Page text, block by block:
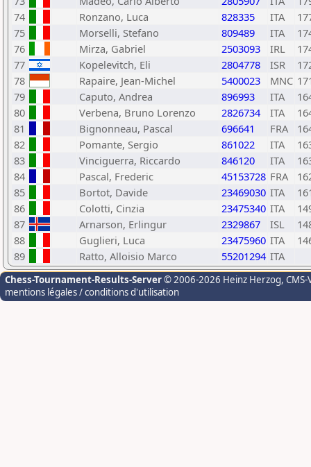
74
Ronzano, Luca 828335 ITA
75
Morselli, Stefano 809489 ITA
76
Mirza, Gabriel 2503093 IRL
77
Kopelevitch, Eli 2804778 ISR
78
Rapaire, Jean-Michel 5400023 MNC
79
Caputo, Andrea 896993 ITA
80
Verbena, Bruno Lorenzo 2826734 ITA
81
Bignonneau, Pascal 696641 FRA
82
Pomante, Sergio 861022 ITA
83
Vinciguerra, Riccardo 846120 ITA
84
Pascal, Frederic 45153728 FRA
85
Bortot, Davide 23469030 ITA
86
Colotti, Cinzia 23475340 ITA
87
Arnarson, Erlingur 2329867 ISL
88
Guglieri, Luca 23475960 ITA
89
Ratto, Alloisio Marco 55201294 ITA
Chess-Tournament-Results-Server© 2006-2026 Heinz Herzog,
mentions légales / conditions d'utilisation